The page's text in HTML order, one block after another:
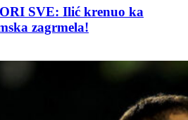
SVE: Ilić krenuo ka
zagrmela!